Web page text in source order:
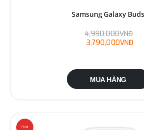
Samsung Galaxy
4,990,000VNĐ
3,790,000VNĐ
MUA HÀNG
Hot